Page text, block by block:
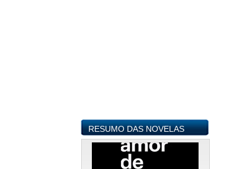
RESUMO DAS NOVELAS